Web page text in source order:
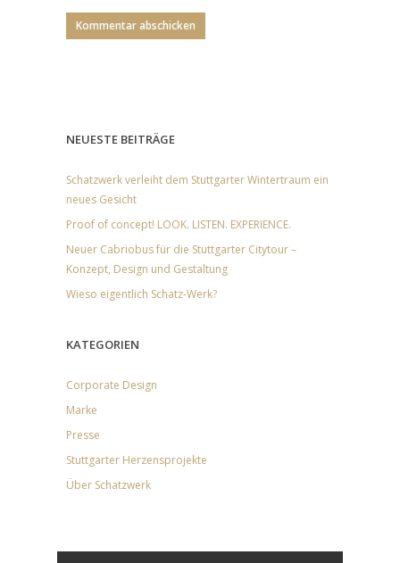
NEUESTE BEITRÄGE
Schatzwerk verleiht dem Stuttgarter Wintertraum ein
neues Gesicht
Proof of concept! LOOK. LISTEN. EXPERIENCE.
Neuer Cabriobus für die Stuttgarter Citytour –
Konzept, Design und Gestaltung
Wieso eigentlich Schatz-Werk?
KATEGORIEN
Corporate Design
Marke
Presse
Stuttgarter Herzensprojekte
Über Schatzwerk